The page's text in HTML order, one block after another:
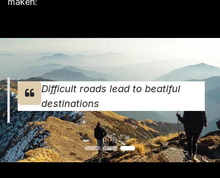
Difficult roads lead to beatiful
destinations